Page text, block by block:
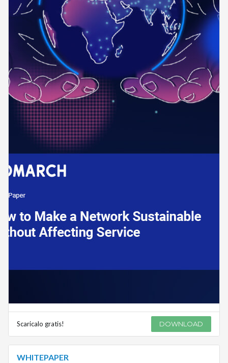
Scaricalo gratis! DOWNLOAD
WHITEPAPER